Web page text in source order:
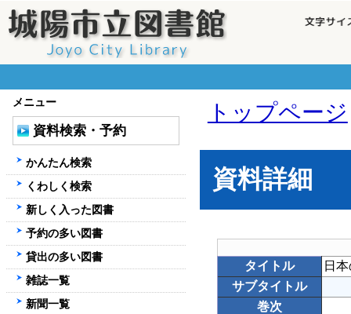
トップページ
資料詳細
タイトル
日
サブタイトル
巻次
メニュー
資料検索・予約
かんたん検索
くわしく検索
新しく入った図書
予約の多い図書
貸出の多い図書
雑誌一覧
新聞一覧